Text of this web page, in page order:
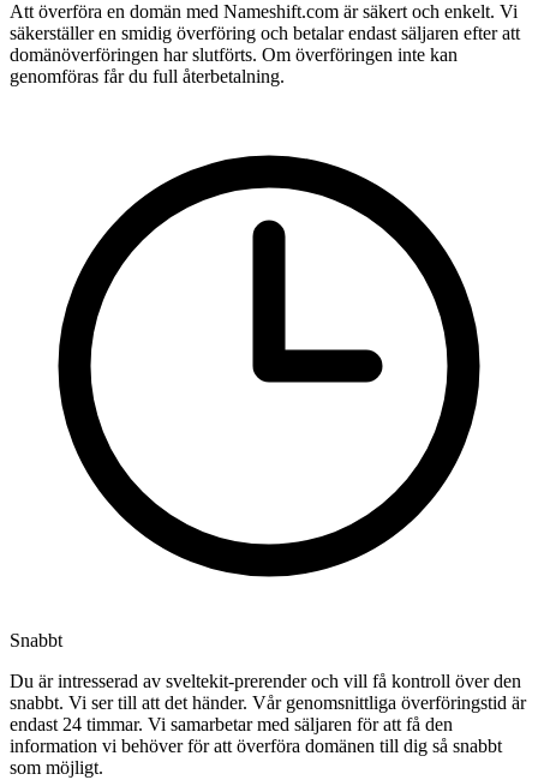
Att överföra en domän med Nameshift.com är säkert och enkelt. Vi
säkerställer en smidig överföring och betalar endast säljaren efter att
domänöverföringen har slutförts. Om överföringen inte kan
genomföras får du full återbetalning.
Snabbt
Du är intresserad av sveltekit-prerender och vill få kontroll över den
snabbt. Vi ser till att det händer. Vår genomsnittliga överföringstid är
endast 24 timmar. Vi samarbetar med säljaren för att få den
information vi behöver för att överföra domänen till dig så snabbt
som möjligt.